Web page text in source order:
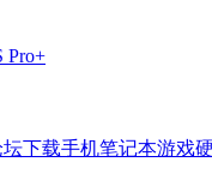
Pro+
坛下载手机笔记本游戏